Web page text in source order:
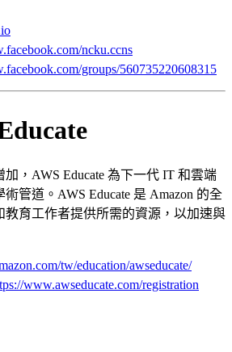
ncku.ccns
groups/560735220608315
，AWS Educate 為下一代 IT 和雲端
管道。AWS Educate 是 Amazon 的全
教育工作者提供所需的資源，以加速與
tw/education/awseducate/
www.awseducate.com/registration